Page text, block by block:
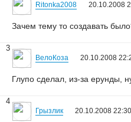
Ritonka2008 20.10.2008
Зачем тему то создавать
3
ВелоКоза 20.10.2008
Глупо сделал, из-за ерунды,
4
Грызлик 20.10.2008 22:30